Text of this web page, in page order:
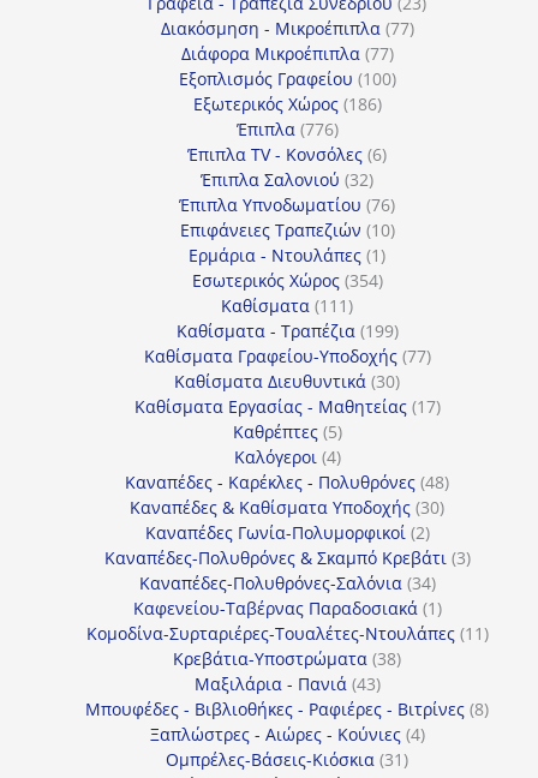
Διακόσμηση - Μικροέπιπλα 7777
Διάφορα Μικροέπιπλα 7777
προϊόντα
Εξοπλισμός Γραφείου 100100
Εξωτερικός Χώρος 186186
Έπιπλα 776776
προϊόντα
Έπιπλα TV - Κονσόλες 66
Έπιπλα Σαλονιού 3232
προϊόντα
Έπιπλα Υπνοδωματίου 7676
προϊόντα
Επιφάνειες Τραπεζιών 1010
Ερμάρια - Ντουλάπες 11
προϊόν
Εσωτερικός Χώρος 354354
Καθίσματα 111111
προϊόντα
Καθίσματα - Τραπέζια 199199
προϊόντα
Καθίσματα Γραφείου-Υποδοχής 7777
Καθίσματα Διευθυντικά 3030
προϊόντα
Καθίσματα Εργασίας - Μαθητείας 1717
Καθρέπτες 55
προϊόντα
Καλόγεροι 44
προϊόντα
Καναπέδες - Καρέκλες - Πολυθρόνες 4848
προϊόντα
Καναπέδες & Καθίσματα Υποδοχής 3030
Καναπέδες Γωνία-Πολυμορφικοί 22
προϊόντα
Καναπέδες-Πολυθρόνες & Σκαμπό Κρεβάτι 33
Καναπέδες-Πολυθρόνες-Σαλόνια 3434
προϊόντα
Καφενείου-Ταβέρνας Παραδοσιακά 11
προϊόν
Κομοδίνα-Συρταριέρες-Τουαλέτες-Ντουλάπες 1111
Κρεβάτια-Υποστρώματα 3838
Μαξιλάρια - Πανιά 4343
προϊόντα
Μπουφέδες - Βιβλιοθήκες - Ραφιέρες - Βιτρίνες 88
Ξαπλώστρες - Αιώρες - Κούνιες 44
Ομπρέλες-Βάσεις-Κιόσκια 3131